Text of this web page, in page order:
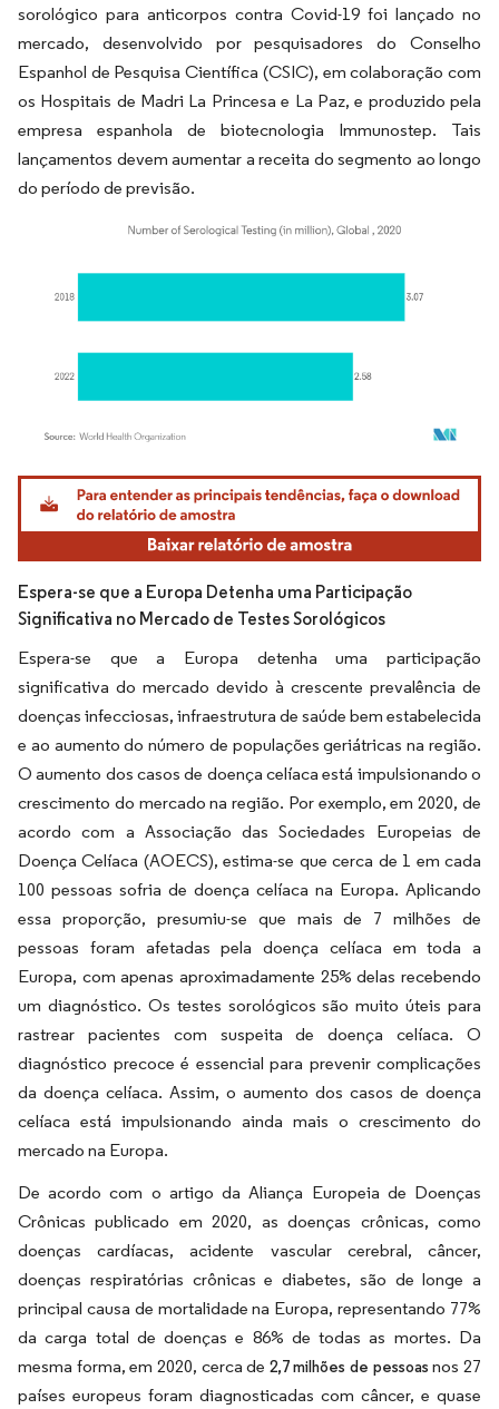
sorológico para anticorpos contra Covid-19 foi lançado no
mercado, desenvolvido por pesquisadores do Conselho
Espanhol de Pesquisa Científica (CSIC), em colaboração com
os Hospitais de Madri La Princesa e La Paz, e produzido pela
empresa espanhola de biotecnologia Immunostep. Tais
lançamentos devem aumentar a receita do segmento ao longo
do período de previsão.
Imagem © Mordor Intelligence. O reuso requer atribuição conforme CC BY 4.0.
Espera-se que a Europa Detenha uma Participação
Significativa no Mercado de Testes Sorológicos
Espera-se que a Europa detenha uma participação
significativa do mercado devido à crescente prevalência de
doenças infecciosas, infraestrutura de saúde bem estabelecida
e ao aumento do número de populações geriátricas na região.
O aumento dos casos de doença celíaca está impulsionando o
crescimento do mercado na região. Por exemplo, em 2020, de
acordo com a Associação das Sociedades Europeias de
Doença Celíaca (AOECS), estima-se que cerca de 1 em cada
100 pessoas sofria de doença celíaca na Europa. Aplicando
essa proporção, presumiu-se que mais de 7 milhões de
pessoas foram afetadas pela doença celíaca em toda a
Europa, com apenas aproximadamente 25% delas recebendo
um diagnóstico. Os testes sorológicos são muito úteis para
rastrear pacientes com suspeita de doença celíaca. O
diagnóstico precoce é essencial para prevenir complicações
da doença celíaca. Assim, o aumento dos casos de doença
celíaca está impulsionando ainda mais o crescimento do
mercado na Europa.
De acordo com o artigo da Aliança Europeia de Doenças
Crônicas publicado em 2020, as doenças crônicas, como
doenças cardíacas, acidente vascular cerebral, câncer,
doenças respiratórias crônicas e diabetes, são de longe a
principal causa de mortalidade na Europa, representando 77%
da carga total de doenças e 86% de todas as mortes. Da
mesma forma, em 2020, cerca de 2,7 milhões de pessoas nos 27
países europeus foram diagnosticadas com câncer, e quase